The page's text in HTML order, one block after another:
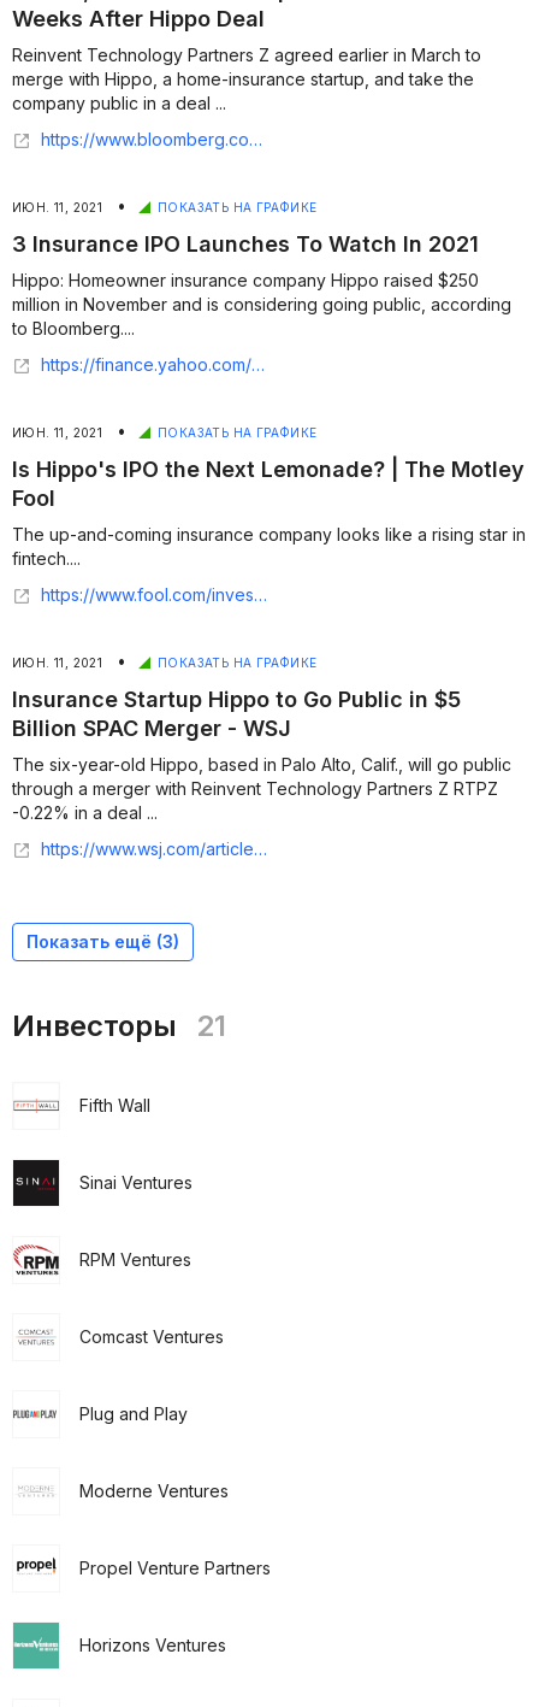
Weeks After Hippo Deal
Reinvent Technology Partners Z agreed earlier in March to
merge with Hippo, a home-insurance startup, and take the
company public in a deal ...
https://www.bloomberg.com/news/articles/2021-03-31/pincus-hoffman-spac-dips-below-ipo-price-weeks-after-hippo-deal
ИЮН. 11, 2021 • ПОКАЗАТЬ НА ГРАФИКЕ
3 Insurance IPO Launches To Watch In 2021
Hippo: Homeowner insurance company Hippo raised $250
million in November and is considering going public, according
to Bloomberg....
https://finance.yahoo.com/news/3-insurance-ipo-launches-watch-131531166.html
ИЮН. 11, 2021 • ПОКАЗАТЬ НА ГРАФИКЕ
Is Hippo's IPO the Next Lemonade? | The Motley
Fool
The up-and-coming insurance company looks like a rising star in
fintech....
https://www.fool.com/investing/2021/03/06/is-hippos-ipo-the-next-lemonade/
ИЮН. 11, 2021 • ПОКАЗАТЬ НА ГРАФИКЕ
Insurance Startup Hippo to Go Public in $5
Billion SPAC Merger - WSJ
The six-year-old Hippo, based in Palo Alto, Calif., will go public
through a merger with Reinvent Technology Partners Z RTPZ
-0.22% in a deal ...
https://www.wsj.com/articles/insurance-startup-hippo-to-go-public-in-5-billion-spac-merger-11614859203
Показать ещё (3)
Инвесторы 21
Fifth Wall
Sinai Ventures
RPM Ventures
Comcast Ventures
Plug and Play
Moderne Ventures
Propel Venture Partners
Horizons Ventures